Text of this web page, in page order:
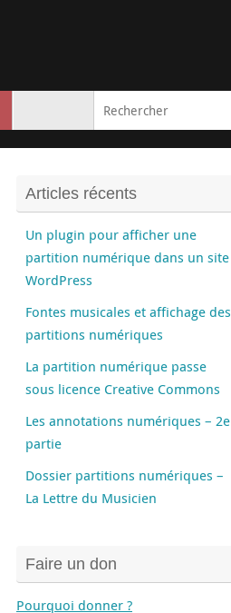
Articles récents
Un plugin pour afficher une
partition numérique dans un site
WordPress
Fontes musicales et affichage des
partitions numériques
La partition numérique passe
sous licence Creative Commons
Les annotations numériques – 2e
partie
Dossier partitions numériques –
La Lettre du Musicien
Faire un don
Pourquoi donner ?